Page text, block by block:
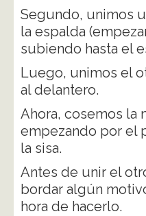
Segundo, unimos
la espalda
subiendo hasta el
Luego, unimos el
al delantero.
Ahora, cosemos la
empezando por el
la sisa.
Antes de unir el
bordar algún
hora de hacerlo.